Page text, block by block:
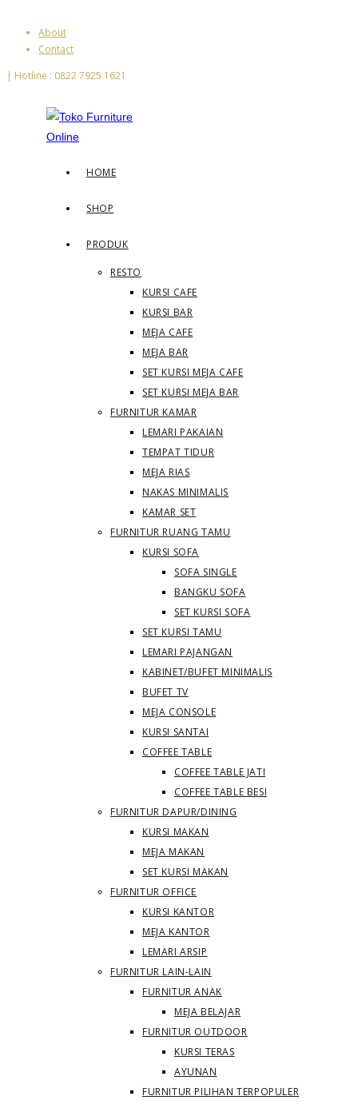
content
About
Contact
| Hotline : 0822 7925 1621
HOME
SHOP
PRODUK
RESTO
KURSI CAFE
KURSI BAR
MEJA CAFE
MEJA BAR
SET KURSI MEJA CAFE
SET KURSI MEJA BAR
FURNITUR KAMAR
LEMARI PAKAIAN
TEMPAT TIDUR
MEJA RIAS
NAKAS MINIMALIS
KAMAR SET
FURNITUR RUANG TAMU
KURSI SOFA
SOFA SINGLE
BANGKU SOFA
SET KURSI SOFA
SET KURSI TAMU
LEMARI PAJANGAN
KABINET/BUFET MINIMALIS
BUFET TV
MEJA CONSOLE
KURSI SANTAI
COFFEE TABLE
COFFEE TABLE JATI
COFFEE TABLE BESI
FURNITUR DAPUR/DINING
KURSI MAKAN
MEJA MAKAN
SET KURSI MAKAN
FURNITUR OFFICE
KURSI KANTOR
MEJA KANTOR
LEMARI ARSIP
FURNITUR LAIN-LAIN
FURNITUR ANAK
MEJA BELAJAR
FURNITUR OUTDOOR
KURSI TERAS
AYUNAN
FURNITUR PILIHAN TERPOPULER